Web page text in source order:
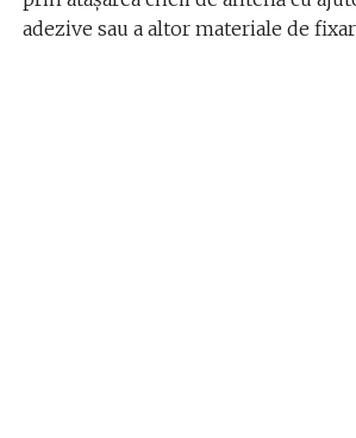
adezive sau a altor materiale de